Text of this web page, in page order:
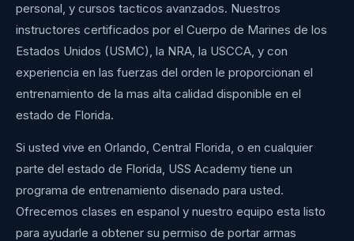
personal, y cursos tacticos avanzados. Nuestros
instructores certificados por el Cuerpo de Marines de los
Estados Unidos (USMC), la NRA, la USCCA, y con
experiencia en las fuerzas del orden le proporcionan el
entrenamiento de la mas alta calidad disponible en el
estado de Florida.
Si usted vive en Orlando, Central Florida, o en cualquier
parte del estado de Florida, USS Academy tiene un
programa de entrenamiento disenado para usted.
Ofrecemos clases en espanol y nuestro equipo esta listo
para ayudarle a obtener su permiso de portar armas